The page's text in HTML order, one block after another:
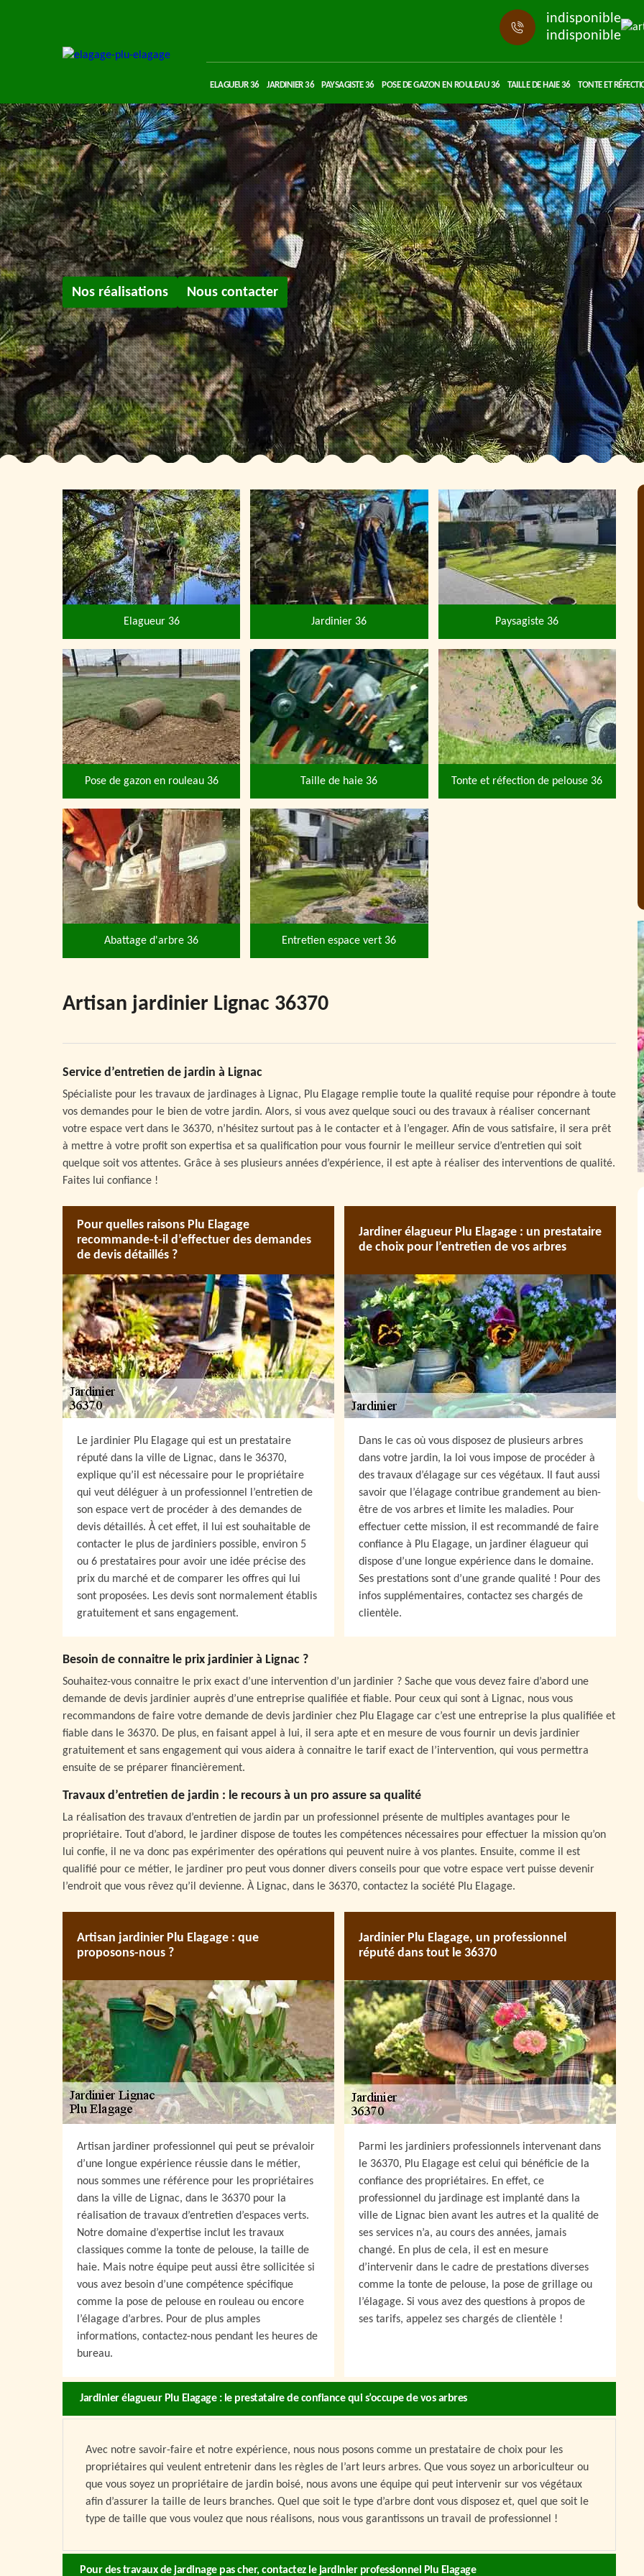
indisponible
indisponible
ELAGUEUR 36 JARDINIER 36 PAYSAGISTE 36 POSE DE GAZON EN ROULEAU 36 TAILLE DE HAIE 36 TONTE ET
Nos réalisations Nous contacter
Elagueur 36 Jardinier 36 Paysagiste 36
Pose de gazon en rouleau 36 Taille de haie 36 Tonte et réfection de pelouse 36
Abattage d'arbre 36 Entretien espace vert 36
Artisan jardinier Lignac 36370
Service d’entretien de jardin à Lignac
Spécialiste pour les travaux de jardinages à Lignac, Plu Elagage remplie toute la qualité requise pour répondre à toute
vos demandes pour le bien de votre jardin. Alors, si vous avez quelque souci ou des travaux à réaliser concernant
votre espace vert dans le 36370, n’hésitez surtout pas à le contacter et à l’engager. Afin de vous satisfaire, il sera prêt
à mettre à votre profit son expertisa et sa qualification pour vous fournir le meilleur service d’entretien qui soit
quelque soit vos attentes. Grâce à ses plusieurs années d’expérience, il est apte à réaliser des interventions de qualité.
Faites lui confiance !
Pour quelles raisons Plu Elagage
recommande-t-il d’effectuer des demandes
de devis détaillés ?
Le jardinier Plu Elagage qui est un prestataire
réputé dans la ville de Lignac, dans le 36370,
explique qu’il est nécessaire pour le propriétaire
qui veut déléguer à un professionnel l’entretien de
son espace vert de procéder à des demandes de
devis détaillés. À cet effet, il lui est souhaitable de
contacter le plus de jardiniers possible, environ 5
ou 6 prestataires pour avoir une idée précise des
prix du marché et de comparer les offres qui lui
sont proposées. Les devis sont normalement établis
gratuitement et sans engagement.
Jardiner élagueur Plu Elagage : un prestataire
de choix pour l’entretien de vos arbres
Dans le cas où vous disposez de plusieurs arbres
dans votre jardin, la loi vous impose de procéder à
des travaux d’élagage sur ces végétaux. Il faut aussi
savoir que l’élagage contribue grandement au bien-
être de vos arbres et limite les maladies. Pour
effectuer cette mission, il est recommandé de faire
confiance à Plu Elagage, un jardiner élagueur qui
dispose d’une longue expérience dans le domaine.
Ses prestations sont d’une grande qualité ! Pour des
infos supplémentaires, contactez ses chargés de
clientèle.
Besoin de connaitre le prix jardinier à Lignac ?
Souhaitez-vous connaitre le prix exact d’une intervention d’un jardinier ? Sache que vous devez faire d’abord une
demande de devis jardinier auprès d’une entreprise qualifiée et fiable. Pour ceux qui sont à Lignac, nous vous
recommandons de faire votre demande de devis jardinier chez Plu Elagage car c’est une entreprise la plus qualifiée et
fiable dans le 36370. De plus, en faisant appel à lui, il sera apte et en mesure de vous fournir un devis jardinier
gratuitement et sans engagement qui vous aidera à connaitre le tarif exact de l’intervention, qui vous permettra
ensuite de se préparer financièrement.
Travaux d’entretien de jardin : le recours à un pro assure sa qualité
La réalisation des travaux d’entretien de jardin par un professionnel présente de multiples avantages pour le
propriétaire. Tout d’abord, le jardiner dispose de toutes les compétences nécessaires pour effectuer la mission qu’on
lui confie, il ne va donc pas expérimenter des opérations qui peuvent nuire à vos plantes. Ensuite, comme il est
qualifié pour ce métier, le jardiner pro peut vous donner divers conseils pour que votre espace vert puisse devenir
l’endroit que vous rêvez qu’il devienne. À Lignac, dans le 36370, contactez la société Plu Elagage.
Artisan jardinier Plu Elagage : que
proposons-nous ?
Artisan jardiner professionnel qui peut se prévaloir
d’une longue expérience réussie dans le métier,
nous sommes une référence pour les propriétaires
dans la ville de Lignac, dans le 36370 pour la
réalisation de travaux d’entretien d’espaces verts.
Notre domaine d’expertise inclut les travaux
classiques comme la tonte de pelouse, la taille de
haie. Mais notre équipe peut aussi être sollicitée si
vous avez besoin d’une compétence spécifique
comme la pose de pelouse en rouleau ou encore
l’élagage d’arbres. Pour de plus amples
informations, contactez-nous pendant les heures de
bureau.
Jardinier Plu Elagage, un professionnel
réputé dans tout le 36370
Parmi les jardiniers professionnels intervenant dans
le 36370, Plu Elagage est celui qui bénéficie de la
confiance des propriétaires. En effet, ce
professionnel du jardinage est implanté dans la
ville de Lignac bien avant les autres et la qualité de
ses services n’a, au cours des années, jamais
changé. En plus de cela, il est en mesure
d’intervenir dans le cadre de prestations diverses
comme la tonte de pelouse, la pose de grillage ou
l’élagage. Si vous avez des questions à propos de
ses tarifs, appelez ses chargés de clientèle !
Jardinier élagueur Plu Elagage : le prestataire de confiance qui s’occupe de vos arbres
Avec notre savoir-faire et notre expérience, nous nous posons comme un prestataire de choix pour les
propriétaires qui veulent entretenir dans les règles de l’art leurs arbres. Que vous soyez un arboriculteur ou
que vous soyez un propriétaire de jardin boisé, nous avons une équipe qui peut intervenir sur vos végétaux
afin d’assurer la taille de leurs branches. Quel que soit le type d’arbre dont vous disposez et, quel que soit le
type de taille que vous voulez que nous réalisons, nous vous garantissons un travail de professionnel !
Pour des travaux de jardinage pas cher, contactez le jardinier professionnel Plu Elagage